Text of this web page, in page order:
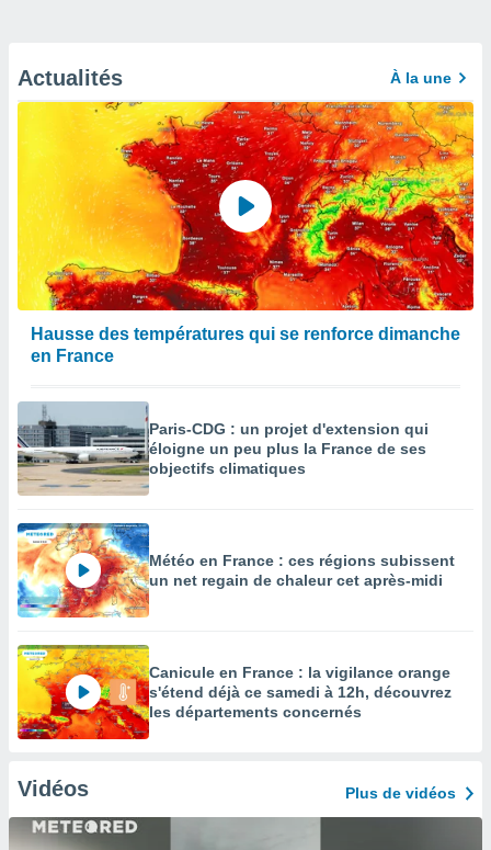
Actualités À la une
Hausse des températures qui se renforce dimanche
en France
Paris-CDG : un projet d'extension qui
éloigne un peu plus la France de ses
objectifs climatiques
Météo en France : ces régions subissent
un net regain de chaleur cet après-midi
Canicule en France : la vigilance orange
s'étend déjà ce samedi à 12h, découvrez
les départements concernés
Vidéos Plus de vidéos